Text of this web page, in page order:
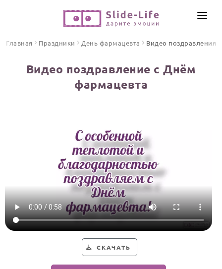
Стихи и тексты
С Днем рождения
Юбилей
Свадьба
Годовщина свадьбы
Календарь праздников
ИНСТРУМЕНТЫ
Главная Праздники День фармацевта Видео поздравления
Видео поздравление с Днём
фармацевта
СКАЧАТЬ